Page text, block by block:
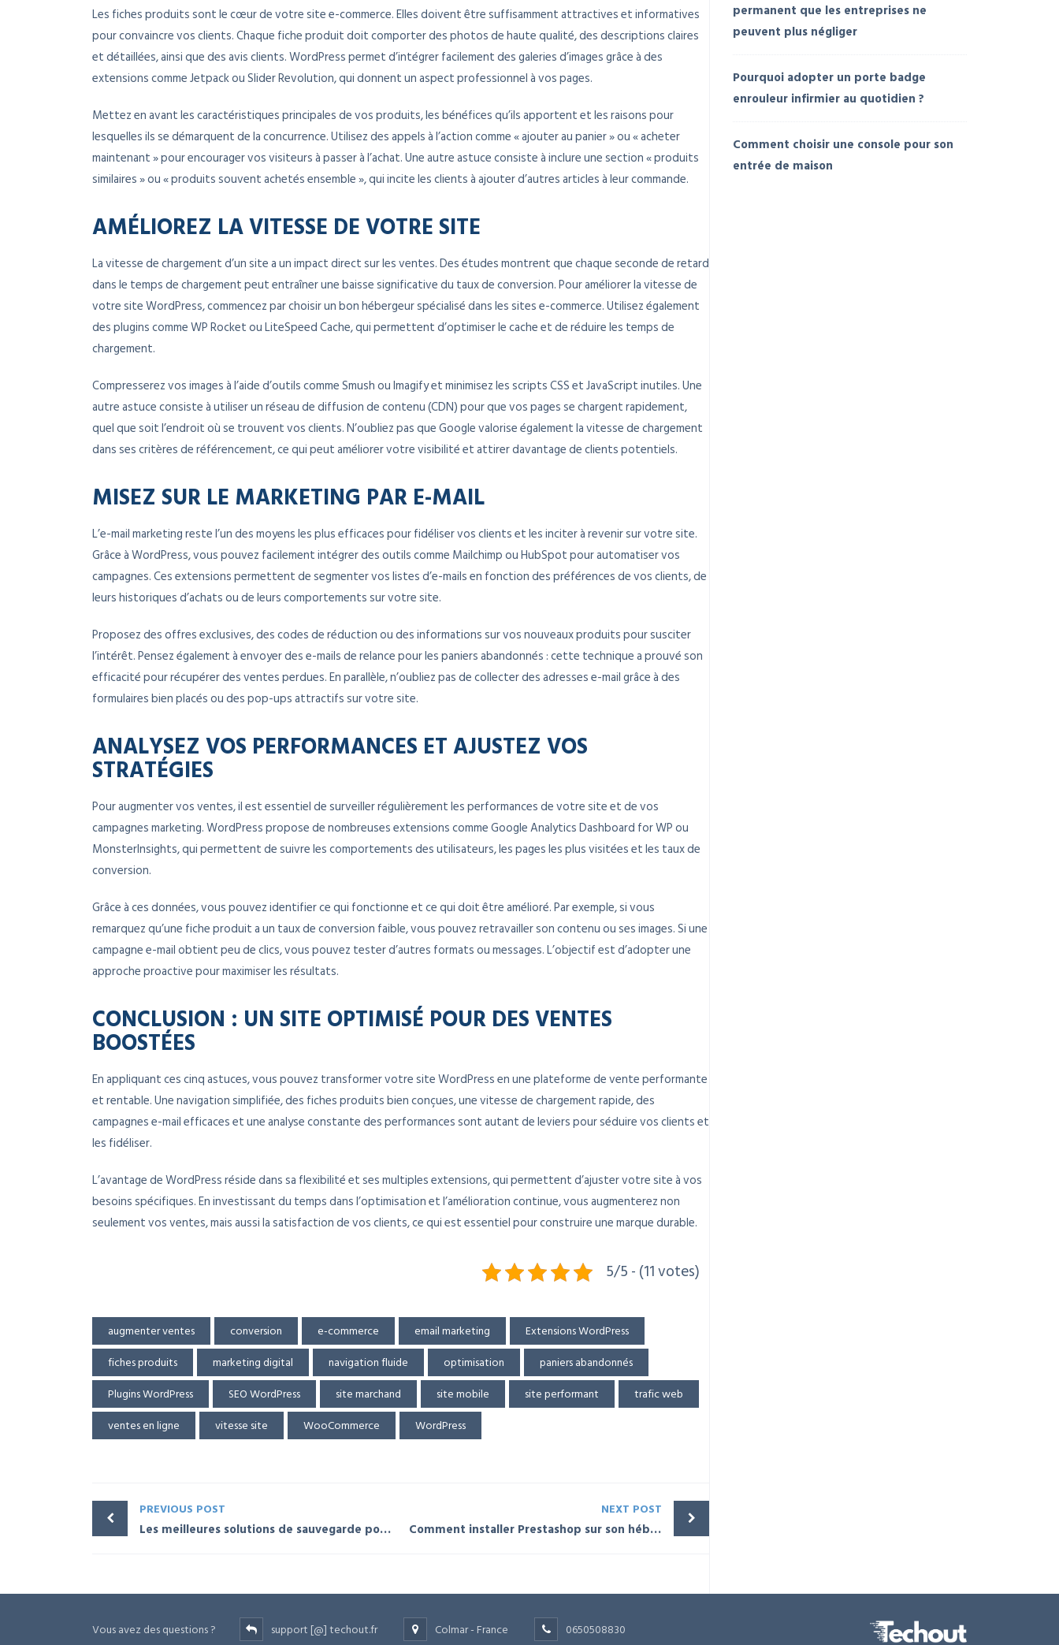
Les fiches produits sont le cœur de votre site e-commerce. Elles doivent être suffisamment attractives et informatives
pour convaincre vos clients. Chaque fiche produit doit comporter des photos de haute qualité, des descriptions claires
et détaillées, ainsi que des avis clients. WordPress permet d’intégrer facilement des galeries d’images grâce à des
extensions comme Jetpack ou Slider Revolution, qui donnent un aspect professionnel à vos pages.
Mettez en avant les caractéristiques principales de vos produits, les bénéfices qu’ils apportent et les raisons pour
lesquelles ils se démarquent de la concurrence. Utilisez des appels à l’action comme « ajouter au panier » ou « acheter
maintenant » pour encourager vos visiteurs à passer à l’achat. Une autre astuce consiste à inclure une section « produits
similaires » ou « produits souvent achetés ensemble », qui incite les clients à ajouter d’autres articles à leur commande.
AMÉLIOREZ LA VITESSE DE VOTRE SITE
La vitesse de chargement d’un site a un impact direct sur les ventes. Des études montrent que chaque seconde de retard
dans le temps de chargement peut entraîner une baisse significative du taux de conversion. Pour améliorer la vitesse de
votre site WordPress, commencez par choisir un bon hébergeur spécialisé dans les sites e-commerce. Utilisez également
des plugins comme WP Rocket ou LiteSpeed Cache, qui permettent d’optimiser le cache et de réduire les temps de
chargement.
Compresserez vos images à l’aide d’outils comme Smush ou Imagify et minimisez les scripts CSS et JavaScript inutiles. Une
autre astuce consiste à utiliser un réseau de diffusion de contenu (CDN) pour que vos pages se chargent rapidement,
quel que soit l’endroit où se trouvent vos clients. N’oubliez pas que Google valorise également la vitesse de chargement
dans ses critères de référencement, ce qui peut améliorer votre visibilité et attirer davantage de clients potentiels.
MISEZ SUR LE MARKETING PAR E-MAIL
L’e-mail marketing reste l’un des moyens les plus efficaces pour fidéliser vos clients et les inciter à revenir sur votre site.
Grâce à WordPress, vous pouvez facilement intégrer des outils comme Mailchimp ou HubSpot pour automatiser vos
campagnes. Ces extensions permettent de segmenter vos listes d’e-mails en fonction des préférences de vos clients, de
leurs historiques d’achats ou de leurs comportements sur votre site.
Proposez des offres exclusives, des codes de réduction ou des informations sur vos nouveaux produits pour susciter
l’intérêt. Pensez également à envoyer des e-mails de relance pour les paniers abandonnés : cette technique a prouvé son
efficacité pour récupérer des ventes perdues. En parallèle, n’oubliez pas de collecter des adresses e-mail grâce à des
formulaires bien placés ou des pop-ups attractifs sur votre site.
ANALYSEZ VOS PERFORMANCES ET AJUSTEZ VOS
STRATÉGIES
Pour augmenter vos ventes, il est essentiel de surveiller régulièrement les performances de votre site et de vos
campagnes marketing. WordPress propose de nombreuses extensions comme Google Analytics Dashboard for WP ou
MonsterInsights, qui permettent de suivre les comportements des utilisateurs, les pages les plus visitées et les taux de
conversion.
Grâce à ces données, vous pouvez identifier ce qui fonctionne et ce qui doit être amélioré. Par exemple, si vous
remarquez qu’une fiche produit a un taux de conversion faible, vous pouvez retravailler son contenu ou ses images. Si une
campagne e-mail obtient peu de clics, vous pouvez tester d’autres formats ou messages. L’objectif est d’adopter une
approche proactive pour maximiser les résultats.
CONCLUSION : UN SITE OPTIMISÉ POUR DES VENTES
BOOSTÉES
En appliquant ces cinq astuces, vous pouvez transformer votre site WordPress en une plateforme de vente performante
et rentable. Une navigation simplifiée, des fiches produits bien conçues, une vitesse de chargement rapide, des
campagnes e-mail efficaces et une analyse constante des performances sont autant de leviers pour séduire vos clients et
les fidéliser.
L’avantage de WordPress réside dans sa flexibilité et ses multiples extensions, qui permettent d’ajuster votre site à vos
besoins spécifiques. En investissant du temps dans l’optimisation et l’amélioration continue, vous augmenterez non
seulement vos ventes, mais aussi la satisfaction de vos clients, ce qui est essentiel pour construire une marque durable.
5/5 - (11 votes)
augmenter ventes conversion e-commerce email marketing
Extensions WordPress
fiches produits
marketing digital navigation fluide optimisation
paniers abandonnés
Plugins WordPress
SEO WordPress site marchand site mobile site performant
trafic web
ventes en ligne
vitesse site WooCommerce WordPress
PREVIOUS POST
Les meilleures solutions de sauvegarde pour votre site WordPress
NEXT POST
Comment installer Prestashop sur son hébergement web
permanent que les entreprises ne
peuvent plus négliger
Pourquoi adopter un porte badge
enrouleur infirmier au quotidien ?
Comment choisir une console pour son
entrée de maison
Vous avez des questions ? support [@] techout.fr Colmar - France 0650508830